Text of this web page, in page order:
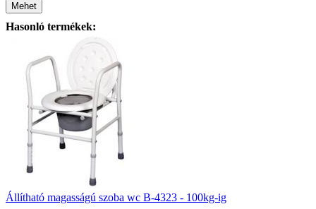
Mehet
Hasonló termékek:
Állítható magasságú szoba wc B-4323 - 100kg-ig